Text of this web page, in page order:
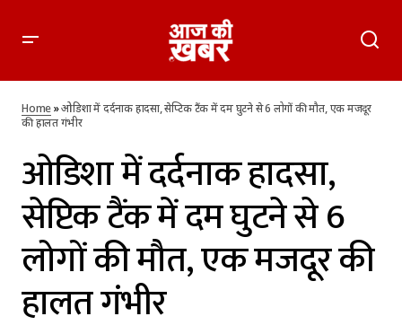
मजदूर की हालत गंभीर
Home»ओडिशा में दर्दनाक हादसा, सेप्टिक टैंक में दम घुटने से 6 लोगों की मौत, एक मजदूर
की हालत गंभीर
ओडिशा में दर्दनाक हादसा,
सेप्टिक टैंक में दम घुटने से 6
लोगों की मौत, एक मजदूर की
हालत गंभीर